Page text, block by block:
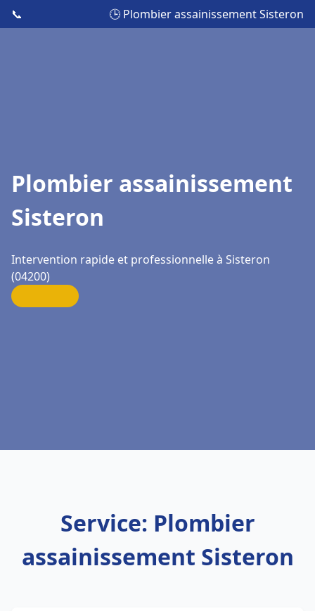
📞 🕒 Plombier assainissement Sisteron
Plombier assainissement
Sisteron
Intervention rapide et professionnelle à Sisteron
(04200)
Service: Plombier
assainissement Sisteron